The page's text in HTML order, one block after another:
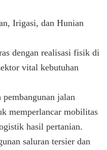
Irigasi, dan Hunian
dengan realisasi fisik di
vital kebutuhan
jalan
memperlancar mobilitas
hasil pertanian.
saluran tersier dan